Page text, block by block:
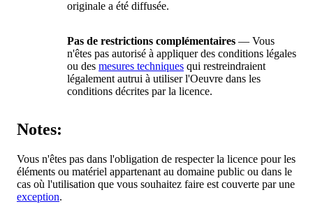
originale a été diffusée.
Pas de restrictions complémentaires — Vous
n'êtes pas autorisé à appliquer des conditions légales
ou des mesures techniques qui restreindraient
légalement autrui à utiliser l'Oeuvre dans les
conditions décrites par la licence.
Notes:
Vous n'êtes pas dans l'obligation de respecter la licence pour les
éléments ou matériel appartenant au domaine public ou dans le
cas où l'utilisation que vous souhaitez faire est couverte par une
exception.